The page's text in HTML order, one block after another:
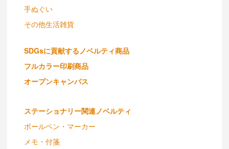
手ぬぐい
その他生活雑貨
SDGsに貢献するノベルティ商品
フルカラー印刷商品
オープンキャンパス
ステーショナリー関連ノベルティ
ボールペン・マーカー
メモ・付箋